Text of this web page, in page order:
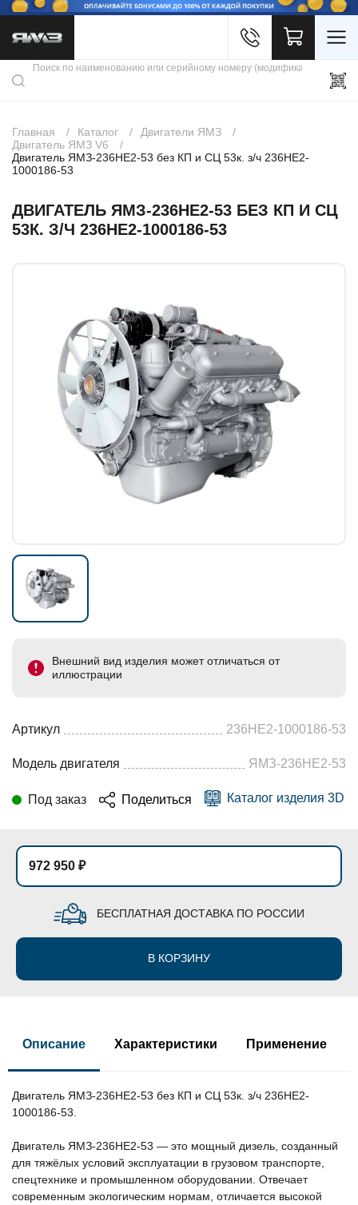
Каталог продукции
Скидки
Контакты
Главная Каталог
Двигатели ЯМЗ
Двигатель ЯМЗ V6
Двигатель ЯМЗ-236НЕ2-53 без КП и СЦ 53к. з/ч 236НЕ2-
1000186-53
ДВИГАТЕЛЬ ЯМЗ-236НЕ2-53 БЕЗ КП И СЦ
53К. З/Ч 236НЕ2-1000186-53
Внешний вид изделия может отличаться от
иллюстрации
Артикул 236НЕ2-1000186-53
Модель двигателя ЯМЗ-236НЕ2-53
Под заказ Поделиться Каталог изделия 3D
972 950 ₽
БЕСПЛАТНАЯ ДОСТАВКА ПО РОССИИ
В КОРЗИНУ
Описание Характеристики Применение
Двигатель ЯМЗ-236НЕ2-53 без КП и СЦ 53к. з/ч 236НЕ2-
1000186-53.
Двигатель ЯМЗ-236НЕ2-53 — это мощный дизель, созданный
для тяжёлых условий эксплуатации в грузовом транспорте,
спецтехнике и промышленном оборудовании. Отвечает
современным экологическим нормам, отличается высокой